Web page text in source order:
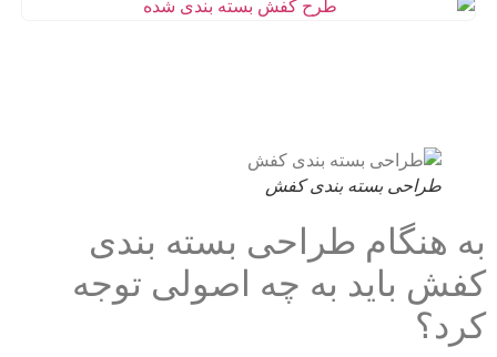
طراحی بسته بندی کفش
هنگام طراحی بسته بندی
باید به چه اصولی توجه